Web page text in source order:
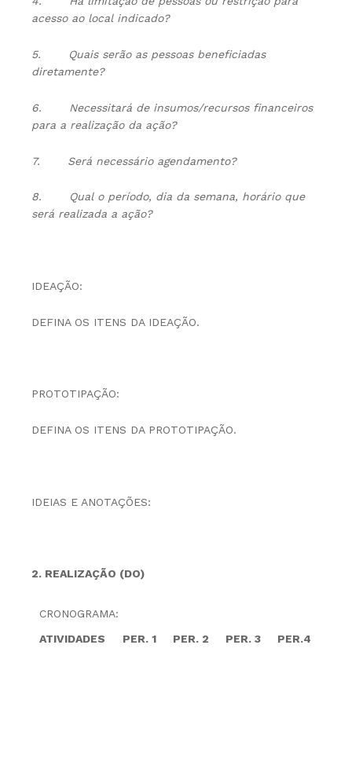
acesso ao local indicado?
5.
Quais serão as pessoas beneficiadas
diretamente?
6.
Necessitará de insumos/recursos financeiros
para a realização da ação?
7. Será necessário agendamento?
8.
Qual o período, dia da semana, horário que
será realizada a ação?
IDEAÇÃO:
DEFINA OS ITENS DA IDEAÇÃO.
PROTOTIPAÇÃO:
DEFINA OS ITENS DA PROTOTIPAÇÃO.
IDEIAS E ANOTAÇÕES:
2. REALIZAÇÃO (DO)
CRONOGRAMA:
ATIVIDADES
PER. 1 PER. 2 PER. 3 PER.4